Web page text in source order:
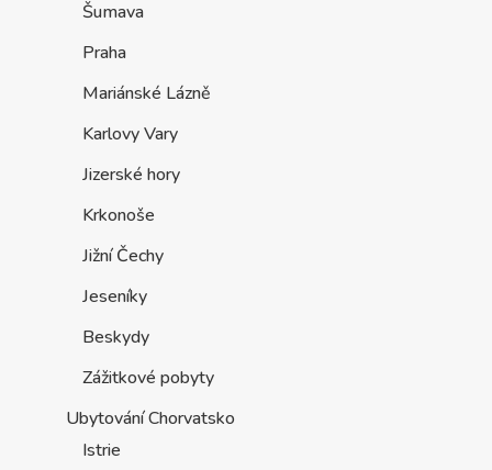
Šumava
Praha
Mariánské Lázně
Karlovy Vary
Jizerské hory
Krkonoše
Jižní Čechy
Jeseníky
Beskydy
Zážitkové pobyty
Ubytování Chorvatsko
Istrie